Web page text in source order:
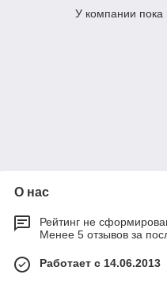
У компании пока
О нас
Рейтинг не
Менее 5 отзывов за
Работает с 14.06.2013